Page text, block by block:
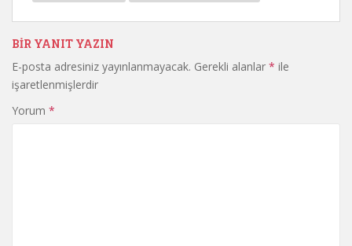
BIR YANIT YAZIN
E-posta adresiniz yayınlanmayacak. Gerekli alanlar * ile
işaretlenmişlerdir
Yorum *